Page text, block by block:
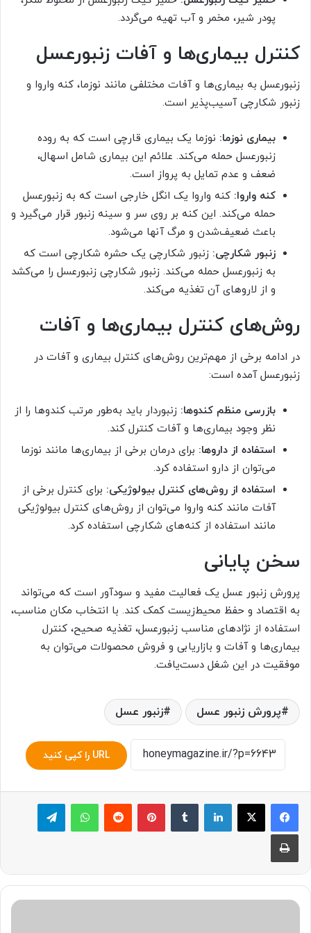
پودر شیر، مخمر و آب تهیه می‌گردد.
کنترل بیماری‌ها و آفات زنبورعسل
زنبورعسل به بیماری‌ها و آفات مختلفی مانند نوزما، کنه واروا و
زنبور شکارچی آسیب‌پذیر است.
بیماری نوزما: نوزما یک بیماری قارچی است که به روده
زنبورعسل حمله می‌کند. علائم این بیماری شامل اسهال،
ضعف و عدم تمایل به پرواز است.
کنه واروا: کنه واروا یک انگل خارجی است که به زنبورعسل
حمله می‌کند. این کنه بر روی سر و سینه زنبور قرار می‌گیرد و
باعث ضعیف‌شدن و مرگ آنها می‌شود.
زنبور شکارچی: زنبور شکارچی یک حشره شکارچی است که
به زنبورعسل حمله می‌کند. زنبور شکارچی زنبورعسل را می‌کشد
و از لاروهای آن تغذیه می‌کند.
روش‌های کنترل بیماری‌ها و آفات
در ادامه برخی از مهم‌ترین روش‌های کنترل بیماری و آفات در
زنبورعسل آمده است:
بازرسی منظم کندوها: زنبوردار باید به‌طور مرتب کندوها را از
نظر وجود بیماری‌ها و آفات کنترل کند.
استفاده از داروها: برای درمان برخی از بیماری‌ها مانند نوزما
می‌توان از دارو استفاده کرد.
استفاده از روش‌های کنترل بیولوژیکی: برای کنترل برخی از
آفات مانند کنه واروا می‌توان از روش‌های کنترل بیولوژیکی
مانند استفاده از کنه‌های شکارچی استفاده کرد.
سخن پایانی
پرورش زنبور عسل یک فعالیت مفید و سودآور است که می‌تواند
به اقتصاد و حفظ محیط‌زیست کمک کند. با انتخاب مکان مناسب،
استفاده از نژادهای مناسب زنبورعسل، تغذیه صحیح، کنترل
بیماری‌ها و آفات و بازاریابی و فروش محصولات می‌توان به
موفقیت در این شغل دست‌یافت.
پرورش زنبور عسل زنبور عسل
URL را کپی کنید
لینکدین ‫تامبلر پینترست‫رددیت واتس آپ تلگرام
چاپ
گروه